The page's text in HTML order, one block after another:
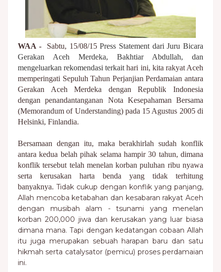
WAA - Sabtu, 15/08/15Press Statement dari Juru Bicara
Gerakan Aceh Merdeka, Bakhtiar Abdullah, dan
mengeluarkan rekomendasi terkaithari ini, kita rakyat Aceh
memperingati Sepuluh Tahun Perjanjian Perdamaian antara
Gerakan Aceh Merdeka dengan Republik Indonesia
dengan penandantanganan Nota Kesepahaman Bersama
(Memorandum of Understanding) pada 15 Agustus 2005 di
Helsinki, Finlandia.
Bersamaan dengan itu, maka berakhirlah sudah konflik
antara kedua belah pihak selama hampir 30 tahun, dimana
konflik tersebut telah menelan korban puluhan ribu nyawa
serta kerusakan harta benda yang tidak terhitung
banyaknya. Tidak cukup dengan konflik yang panjang,
Allah mencoba ketabahan dan kesabaran rakyat Aceh
dengan musibah alam - tsunami yang menelan
korban 200,000 jiwa dan kerusakan yang luar biasa
dimana mana. Tapi dengan kedatangan cobaan Allah
itu juga merupakan sebuah harapan baru dan satu
hikmah serta catalysator (pemicu) proses perdamaian
ini.